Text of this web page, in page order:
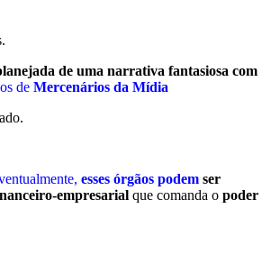
de uma narrativa fantasiosa com
de Mercenários da Mídia
esses órgãos podem ser
empresarial que comanda o poder